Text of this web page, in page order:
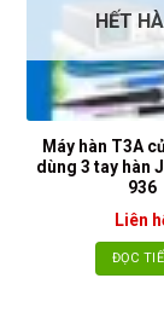
HẾT
Máy hàn T3A
dùng 3 tay hàn
936
Liên
ĐỌC